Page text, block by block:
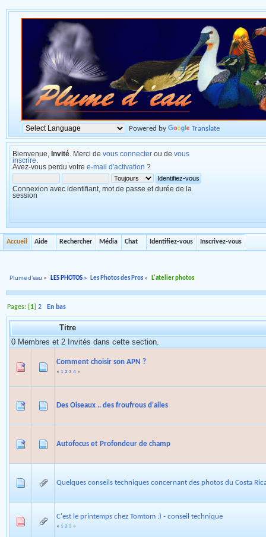
Powered by Translate
Bienvenue, Invité . Merci de vous connecter ou de vous
inscrire
Avez-vous perdu votre e-mail d'activation ?
Connexion avec identifiant, mot de passe et durée de la
session
Accueil Aide Rechercher Média Chat Identifiez-vous Inscrivez-vous
Plume d'eau » LES PHOTOS » Les Photos des Pros » L'atelier photos
Pages: [ 1 ]2 En bas
Titre
0 Membres et 2 Invités dans cette section.
Comment choisir son APN ?
« 1 2 3 4 »
Des Oiseaux .. des froufrous d'ailes
Autofocus et Profondeur de champ
Quelques conseils techniques concernant des photos du Costa
C'est le printemps chez Tomtom :) - conseil technique
« 1 2 3 »